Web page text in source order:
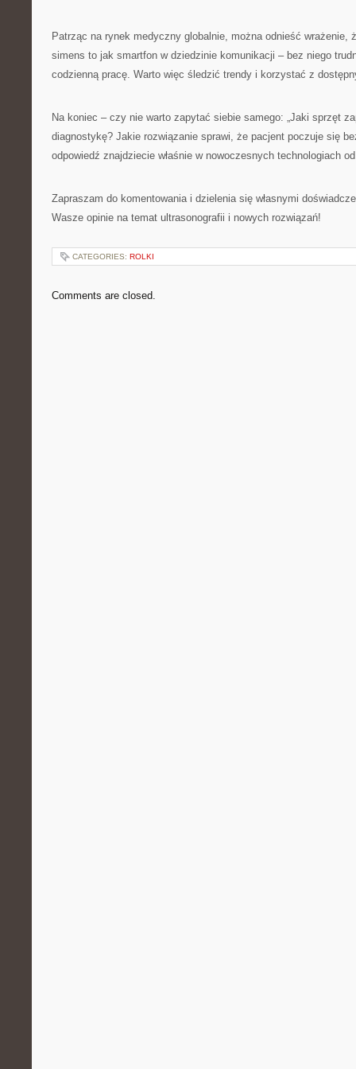
Patrząc na rynek medyczny globalnie, można odnieść wrażenie,
simens to jak smartfon w dziedzinie komunikacji – bez niego
codzienną pracę. Warto więc śledzić trendy i korzystać z
Na koniec – czy nie warto zapytać siebie samego: „Jaki sprzęt
diagnostykę? Jakie rozwiązanie sprawi, że pacjent poczuje się
odpowiedź znajdziecie właśnie w nowoczesnych technologiach
Zapraszam do komentowania i dzielenia się własnymi
Wasze opinie na temat ultrasonografii i nowych rozwiązań!
CATEGORIES: ROLKI
Comments are closed.